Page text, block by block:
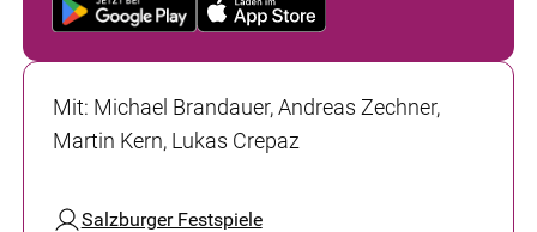
Mit: Michael Brandauer, Andreas Zechner,
Martin Kern, Lukas Crepaz
Salzburger Festspiele